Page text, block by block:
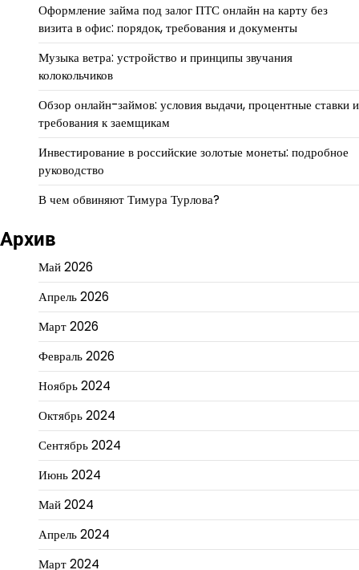
Оформление займа под залог ПТС онлайн на карту без
визита в офис: порядок, требования и документы
Музыка ветра: устройство и принципы звучания
колокольчиков
Обзор онлайн-займов: условия выдачи, процентные ставки и
требования к заемщикам
Инвестирование в российские золотые монеты: подробное
руководство
В чем обвиняют Тимура Турлова?
Архив
Май 2026
Апрель 2026
Март 2026
Февраль 2026
Ноябрь 2024
Октябрь 2024
Сентябрь 2024
Июнь 2024
Май 2024
Апрель 2024
Март 2024